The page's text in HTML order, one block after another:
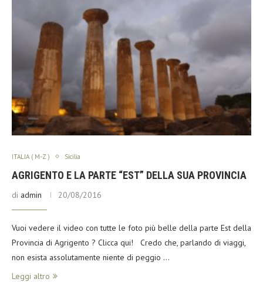
ITALIA ( M-Z ) Sicilia
AGRIGENTO E LA PARTE “EST” DELLA SUA PROVINCIA
di admin 20/08/2016
Vuoi vedere il video con tutte le foto più belle della parte Est della
Provincia di Agrigento ? Clicca qui! Credo che, parlando di viaggi,
non esista assolutamente niente di peggio …
Leggi altro